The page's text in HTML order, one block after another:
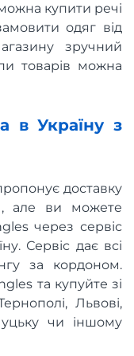
купити речі
одяг від
зручний
товарів можна
в Україну з
доставку
але ви можете
через сервіс
Сервіс дає всі
за кордоном.
та купуйте зі
Львові,
чи іншому